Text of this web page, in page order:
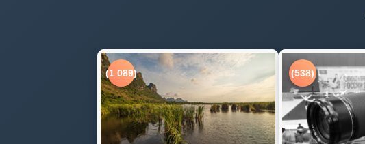
(1 089) (538)